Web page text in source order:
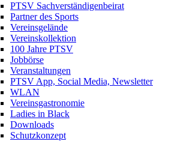
PTSV Sachverständigenbeirat
Partner des Sports
Vereinsgelände
Vereinskollektion
100 Jahre PTSV
Jobbörse
Veranstaltungen
PTSV App, Social Media, Newsletter
WLAN
Vereinsgastronomie
Ladies in Black
Downloads
Schutzkonzept